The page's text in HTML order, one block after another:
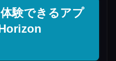
験できるアプ